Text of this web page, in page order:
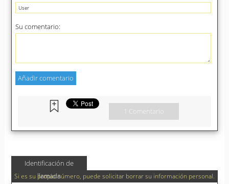
Su comentario:
1 Comentario
Identificación de
llamada
Si es su propio número, puede solicitar borrar su información personal.